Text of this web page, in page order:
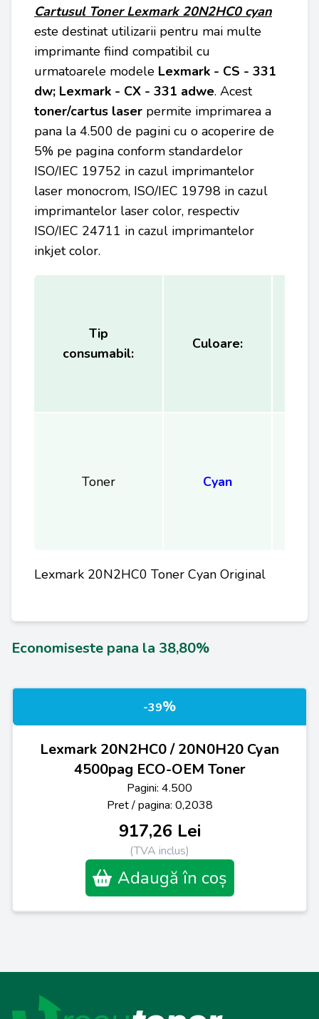
Cartusul Toner Lexmark 20N2HC0 cyan
este destinat utilizarii pentru mai multe
imprimante fiind compatibil cu
urmatoarele modele Lexmark - CS - 331
dw; Lexmark - CX - 331 adwe. Acest
toner/cartus laser permite imprimarea a
pana la 4.500 de pagini cu o acoperire de
5% pe pagina conform standardelor
ISO/IEC 19752 in cazul imprimantelor
laser monocrom, ISO/IEC 19798 in cazul
imprimantelor laser color, respectiv
ISO/IEC 24711 in cazul imprimantelor
inkjet color.
Tip
consumabil:
Culoare:
Toner Cyan
Lexmark 20N2HC0 Toner Cyan Original
Economiseste pana la 38,80%
-39%
Lexmark 20N2HC0 / 20N0H20 Cyan
4500pag ECO-OEM Toner
Pagini: 4.500
Pret / pagina: 0,2038
917,26 Lei
(TVA inclus)
Adaugă în coș